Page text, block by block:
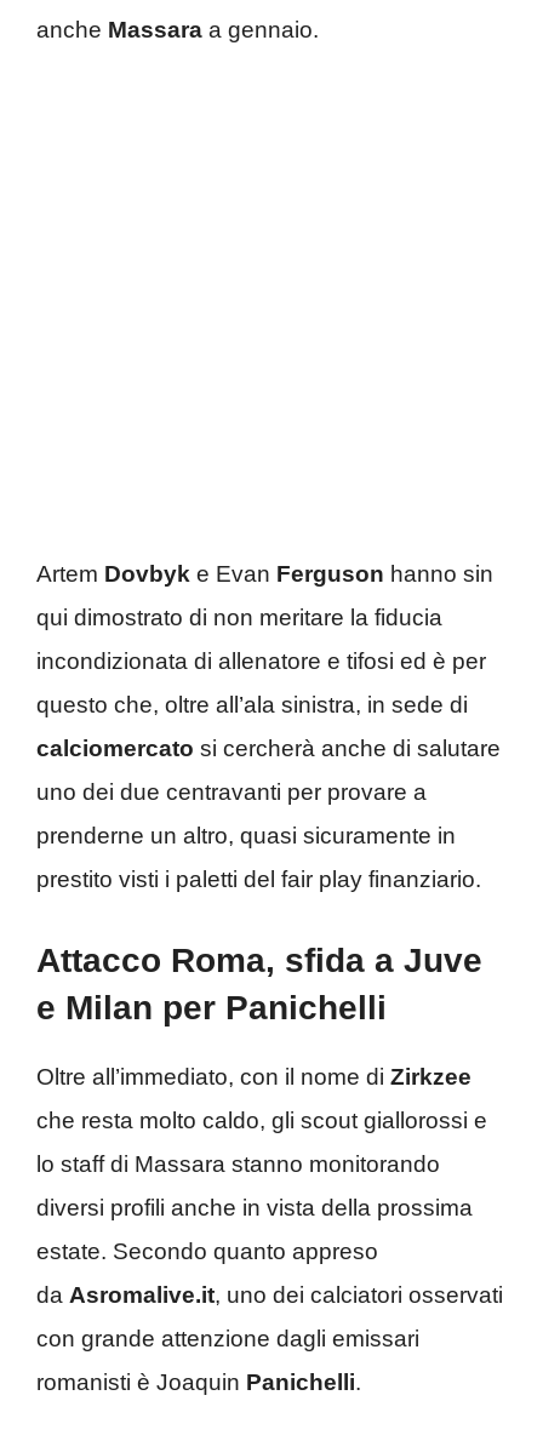
anche Massara a gennaio.
Artem Dovbyk e Evan Ferguson hanno sin
qui dimostrato di non meritare la fiducia
incondizionata di allenatore e tifosi ed è per
questo che, oltre all’ala sinistra, in sede di
calciomercato si cercherà anche di salutare
uno dei due centravanti per provare a
prenderne un altro, quasi sicuramente in
prestito visti i paletti del fair play finanziario.
Attacco Roma, sfida a Juve
e Milan per Panichelli
Oltre all’immediato, con il nome di Zirkzee
che resta molto caldo, gli scout giallorossi e
lo staff di Massara stanno monitorando
diversi profili anche in vista della prossima
estate. Secondo quanto appreso
da Asromalive.it, uno dei calciatori osservati
con grande attenzione dagli emissari
romanisti è Joaquin Panichelli.